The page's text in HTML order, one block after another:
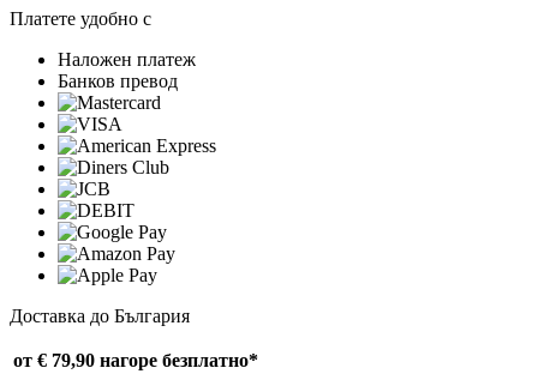
Платете удобно с
Наложен платеж
Банков превод
Доставка до България
от € 79,90 нагоре безплатно*